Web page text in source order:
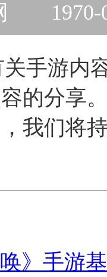
手游内
的分享
我们将
唤》手游